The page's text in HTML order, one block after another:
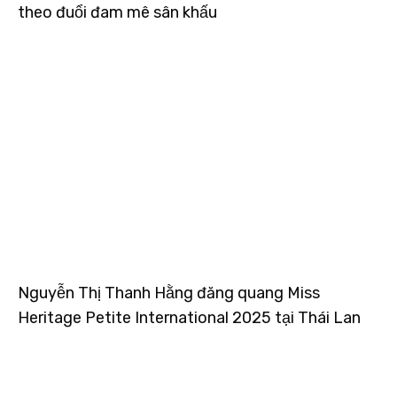
theo đuổi đam mê sân khấu
Nguyễn Thị Thanh Hằng đăng quang Miss
Heritage Petite International 2025 tại Thái Lan